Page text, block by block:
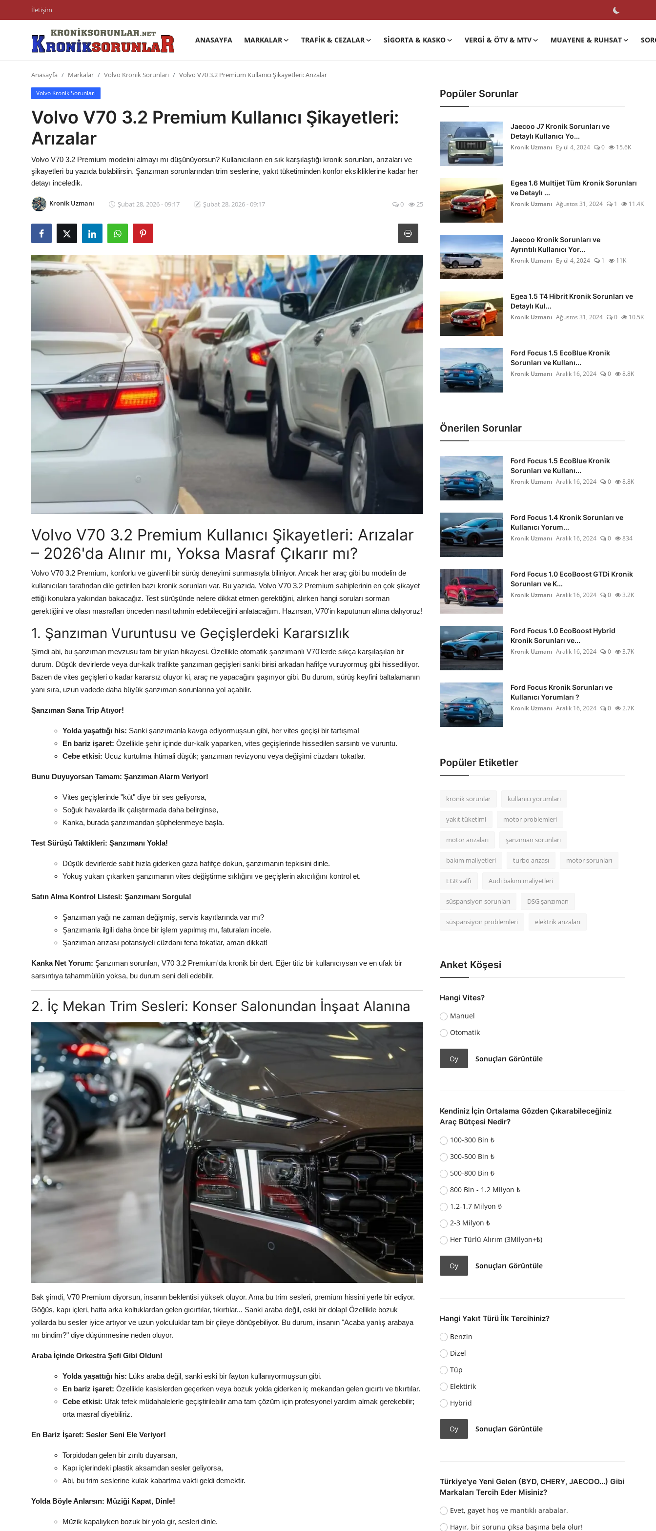
İletişim
ANASAYFA MARKALAR TRAFIK & CEZALAR SIGORTA & KASKO VERGI & ÖTV & MTV MUAYENE & RUHSAT
Trafik & Cezalar
Vergi & ÖTV & MTV
Sorgulamalar
İkinci El & Alım-Satım
Bakım & Arıza Çözümleri
Elektrikli & Hibrit
Lastik & Jant
LPG & Yakıt
Elektrik & Akü
Aydınlatma & Görüş
Multimedya & Elektronik
Anasayfa Markalar Volvo Kronik Sorunları Volvo V70 3.2 Premium Kullanıcı Şikayetleri: Arızalar
Volvo Kronik Sorunları
Volvo V70 3.2 Premium Kullanıcı Şikayetleri:
Arızalar
Volvo V70 3.2 Premium modelini almayı mı düşünüyorsun? Kullanıcıların en sık karşılaştığı kronik sorunları, arızaları ve
şikayetleri bu yazıda bulabilirsin. Şanzıman sorunlarından trim seslerine, yakıt tüketiminden konfor eksikliklerine kadar her
detayı inceledik.
Kronik Uzmanı Şubat 28, 2026 - 09:17 Şubat 28, 2026 - 09:17 0 25
Volvo V70 3.2 Premium Kullanıcı Şikayetleri: Arızalar
– 2026'da Alınır mı, Yoksa Masraf Çıkarır mı?
Volvo V70 3.2 Premium, konforlu ve güvenli bir sürüş deneyimi sunmasıyla biliniyor. Ancak her araç gibi bu modelin de
kullanıcıları tarafından dile getirilen bazı kronik sorunları var. Bu yazıda, Volvo V70 3.2 Premium sahiplerinin en çok şikayet
ettiği konulara yakından bakacağız. Test sürüşünde nelere dikkat etmen gerektiğini, alırken hangi soruları sorman
gerektiğini ve olası masrafları önceden nasıl tahmin edebileceğini anlatacağım. Hazırsan, V70'in kaputunun altına dalıyoruz!
1. Şanzıman Vuruntusu ve Geçişlerdeki Kararsızlık
Şimdi abi, bu şanzıman mevzusu tam bir yılan hikayesi. Özellikle otomatik şanzımanlı V70'lerde sıkça karşılaşılan bir
durum. Düşük devirlerde veya dur-kalk trafikte şanzıman geçişleri sanki birisi arkadan hafifçe vuruyormuş gibi hissediliyor.
Bazen de vites geçişleri o kadar kararsız oluyor ki, araç ne yapacağını şaşırıyor gibi. Bu durum, sürüş keyfini baltalamanın
yanı sıra, uzun vadede daha büyük şanzıman sorunlarına yol açabilir.
Şanzıman Sana Trip Atıyor!
Yolda yaşattığı his: Sanki şanzımanla kavga ediyormuşsun gibi, her vites geçişi bir tartışma!
En bariz işaret: Özellikle şehir içinde dur-kalk yaparken, vites geçişlerinde hissedilen sarsıntı ve vuruntu.
Cebe etkisi: Ucuz kurtulma ihtimali düşük; şanzıman revizyonu veya değişimi cüzdanı tokatlar.
Bunu Duyuyorsan Tamam: Şanzıman Alarm Veriyor!
Vites geçişlerinde "küt" diye bir ses geliyorsa,
Soğuk havalarda ilk çalıştırmada daha belirginse,
Kanka, burada şanzımandan şüphelenmeye başla.
Test Sürüşü Taktikleri: Şanzımanı Yokla!
Düşük devirlerde sabit hızla giderken gaza hafifçe dokun, şanzımanın tepkisini dinle.
Yokuş yukarı çıkarken şanzımanın vites değiştirme sıklığını ve geçişlerin akıcılığını kontrol et.
Satın Alma Kontrol Listesi: Şanzımanı Sorgula!
Şanzıman yağı ne zaman değişmiş, servis kayıtlarında var mı?
Şanzımanla ilgili daha önce bir işlem yapılmış mı, faturaları incele.
Şanzıman arızası potansiyeli cüzdanı fena tokatlar, aman dikkat!
Kanka Net Yorum: Şanzıman sorunları, V70 3.2 Premium'da kronik bir dert. Eğer titiz bir kullanıcıysan ve en ufak bir
sarsıntıya tahammülün yoksa, bu durum seni deli edebilir.
2. İç Mekan Trim Sesleri: Konser Salonundan İnşaat Alanına
Bak şimdi, V70 Premium diyorsun, insanın beklentisi yüksek oluyor. Ama bu trim sesleri, premium hissini yerle bir ediyor.
Göğüs, kapı içleri, hatta arka koltuklardan gelen gıcırtılar, tıkırtılar... Sanki araba değil, eski bir dolap! Özellikle bozuk
yollarda bu sesler iyice artıyor ve uzun yolculuklar tam bir çileye dönüşebiliyor. Bu durum, insanın "Acaba yanlış arabaya
mı bindim?" diye düşünmesine neden oluyor.
Araba İçinde Orkestra Şefi Gibi Oldun!
Yolda yaşattığı his: Lüks araba değil, sanki eski bir fayton kullanıyormuşsun gibi.
En bariz işaret: Özellikle kasislerden geçerken veya bozuk yolda giderken iç mekandan gelen gıcırtı ve tıkırtılar.
Cebe etkisi: Ufak tefek müdahalelerle geçiştirilebilir ama tam çözüm için profesyonel yardım almak gerekebilir;
orta masraf diyebiliriz.
En Bariz İşaret: Sesler Seni Ele Veriyor!
Torpidodan gelen bir zırıltı duyarsan,
Kapı içlerindeki plastik aksamdan sesler geliyorsa,
Abi, bu trim seslerine kulak kabartma vakti geldi demektir.
Yolda Böyle Anlarsın: Müziği Kapat, Dinle!
Müzik kapalıyken bozuk bir yola gir, sesleri dinle.
Popüler Sorunlar
Jaecoo J7 Kronik Sorunları ve
Detaylı Kullanıcı Yo...
Kronik Uzmanı Eylül 4, 2024 0 15.6K
Egea 1.6 Multijet Tüm Kronik Sorunları
ve Detaylı ...
Kronik Uzmanı Ağustos 31, 2024 1 11.4K
Jaecoo Kronik Sorunları ve
Ayrıntılı Kullanıcı Yor...
Kronik Uzmanı Eylül 4, 2024 1 11K
Egea 1.5 T4 Hibrit Kronik Sorunları ve
Detaylı Kul...
Kronik Uzmanı Ağustos 31, 2024 0 10.5K
Ford Focus 1.5 EcoBlue Kronik
Sorunları ve Kullanı...
Kronik Uzmanı Aralık 16, 2024 0 8.8K
Önerilen Sorunlar
Ford Focus 1.5 EcoBlue Kronik
Sorunları ve Kullanı...
Kronik Uzmanı Aralık 16, 2024 0 8.8K
Ford Focus 1.4 Kronik Sorunları ve
Kullanıcı Yorum...
Kronik Uzmanı Aralık 16, 2024 0 834
Ford Focus 1.0 EcoBoost GTDi Kronik
Sorunları ve K...
Kronik Uzmanı Aralık 16, 2024 0 3.2K
Ford Focus 1.0 EcoBoost Hybrid
Kronik Sorunları ve...
Kronik Uzmanı Aralık 16, 2024 0 3.7K
Ford Focus Kronik Sorunları ve
Kullanıcı Yorumları ?
Kronik Uzmanı Aralık 16, 2024 0 2.7K
Popüler Etiketler
kronik sorunlar kullanıcı yorumları
yakıt tüketimi motor problemleri
motor arızaları şanzıman sorunları
bakım maliyetleri turbo arızası motor sorunları
EGR valfi Audi bakım maliyetleri
süspansiyon sorunları DSG şanzıman
süspansiyon problemleri elektrik arızaları
Anket Köşesi
Hangi Vites?
Manuel
Otomatik
Oy Sonuçları Görüntüle
Kendiniz İçin Ortalama Gözden Çıkarabileceğiniz
Araç Bütçesi Nedir?
100-300 Bin ₺
300-500 Bin ₺
500-800 Bin ₺
800 Bin - 1.2 Milyon ₺
1.2-1.7 Milyon ₺
2-3 Milyon ₺
Her Türlü Alırım (3Milyon+₺)
Oy Sonuçları Görüntüle
Hangi Yakıt Türü İlk Tercihiniz?
Benzin
Dizel
Tüp
Elektirik
Hybrid
Oy Sonuçları Görüntüle
Türkiye'ye Yeni Gelen (BYD, CHERY, JAECOO...) Gibi
Markaları Tercih Eder Misiniz?
Evet, gayet hoş ve mantıklı arabalar.
Hayır, bir sorunu çıksa başıma bela olur!